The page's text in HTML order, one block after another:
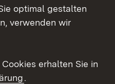
optimal gestalten
verwenden wir
erhalten Sie in
.